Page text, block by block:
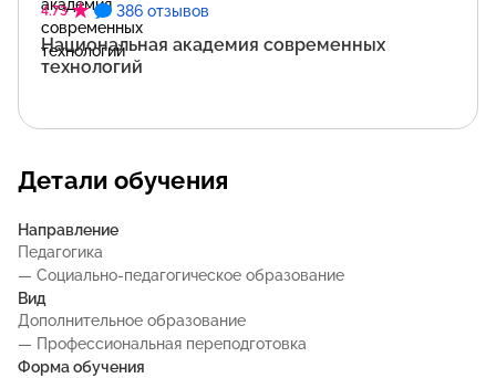
4.73 386 отзывов
Национальная академия современных
технологий
Детали обучения
Направление
Педагогика
— Социально-педагогическое образование
Вид
Дополнительное образование
— Профессиональная переподготовка
Форма обучения